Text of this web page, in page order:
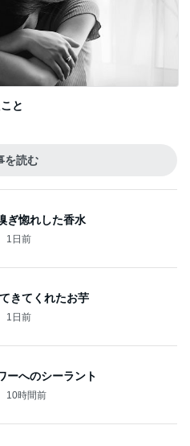
と
を読む
ぎ惚れした香水
1日前
きてくれたお芋
1日前
ーへのシーラント
10時間前